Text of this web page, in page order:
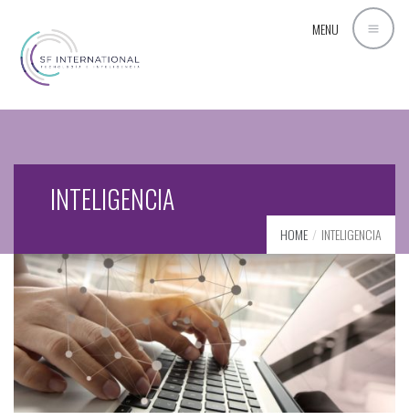
MENU
INTELIGENCIA
HOME INTELIGENCIA